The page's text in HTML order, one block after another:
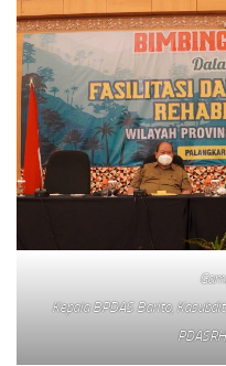
Kepala BPDAS Barito,